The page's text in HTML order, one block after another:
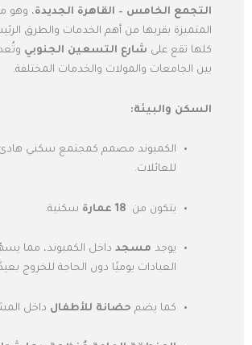
التجمع الخامس – القاهرة الجديدة، وهو
المتميزة بقربها من أهم الخدمات والطرق
كلها تقع على شارع التسعين الجنوبي
بين الجامعات والمولات والخدمات المختلفة.
السكن والبيئة:
الكمبوند مصمم كمجتمع سكني
للعائلات.
يتكون من سكنية.
يوجد مسجدداخل الكمبوند، مما
العبادات يوميًا دون الحاجة للخروج
كما يضم حضانة للأطفال داخل